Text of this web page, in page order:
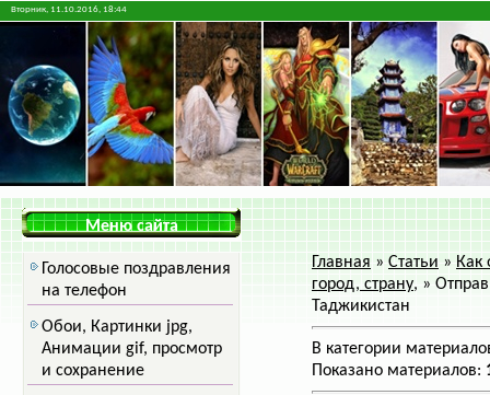
Вторник, 11.10.2016, 18:44
Меню сайта
Голосовые поздравления
на телефон
Обои, Картинки jpg,
Анимации gif, просмотр
и сохранение
Главная » Статьи » Как
город, страну, »
Таджикистан
В категории
Показано материалов: